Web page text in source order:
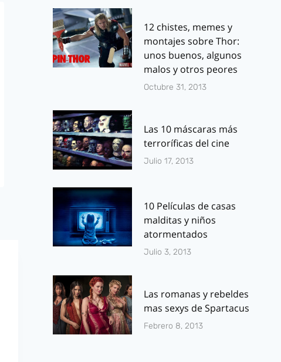
Prologo animado
de Priest por
Genndy
abril 8, 2011
Juerga
Fin: Tráiler
una
12 chistes, memes y
montajes sobre Thor:
unos buenos, algunos
malos y otros peores
Octubre 31, 2013
Las 10 máscaras más
terroríficas del cine
Julio 17, 2013
10 Películas de casas
malditas y niños
atormentados
Julio 3, 2013
Las romanas y rebeldes
mas sexys de Spartacus
Febrero 8, 2013